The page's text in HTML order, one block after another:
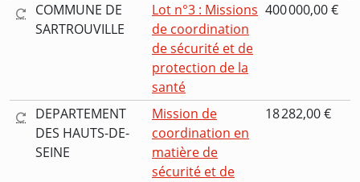
COMMUNE DE
SARTROUVILLE
Lot n°3 : Missions
de coordination
de sécurité et de
protection de la
santé
400 000,00 €
DEPARTEMENT
DES HAUTS-DE-
SEINE
Mission de
coordination en
matière de
sécurité et de
18 282,00 €